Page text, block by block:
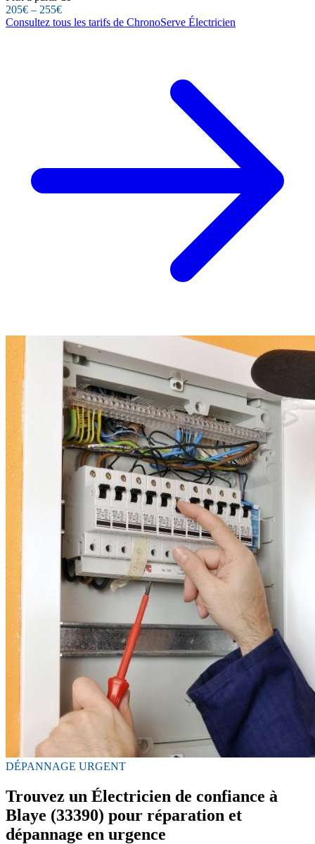
205€ – 255€
Consultez tous les tarifs de ChronoServe Électricien
DÉPANNAGE URGENT
Trouvez un Électricien de confiance à
Blaye (33390) pour réparation et
dépannage en urgence